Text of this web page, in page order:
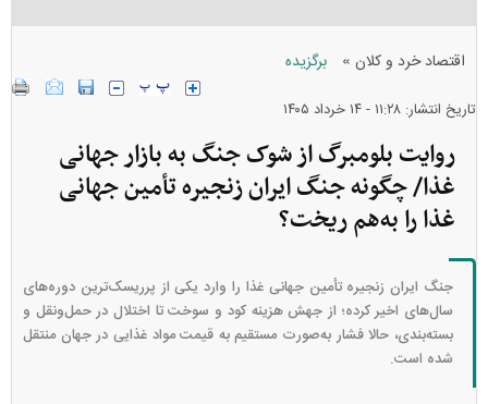
اقتصاد خرد و کلان » برگزیده
تاریخ انتشار: ۱۱:۲۸ - ۱۴ خرداد ۱۴۰۵
روایت بلومبرگ از شوک جنگ به بازار جهانی
غذا/ چگونه جنگ ایران زنجیره تأمین جهانی
غذا را به‌هم ریخت؟
جنگ ایران زنجیره تأمین جهانی غذا را وارد یکی از پرریسک‌ترین دوره‌های
سال‌های اخیر کرده؛ از جهش هزینه کود و سوخت تا اختلال در حمل‌ونقل و
بسته‌بندی، حالا فشار به‌صورت مستقیم به قیمت مواد غذایی در جهان منتقل
شده است.